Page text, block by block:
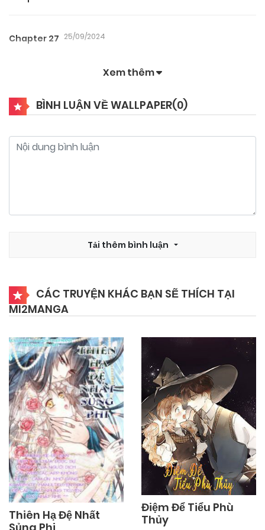
Chapter 27 25/09/2024
25/09/2024
25/09/2024
Chapter 21
Chapter 20 25/09/2024
Chapter 19 25/09/2024
Chapter 18 25/09/2024
Chapter 17 25/09/2024
Xem thêm
BÌNH LUẬN VỀ WALLPAPER(0)
Tải thêm bình luận
CÁC TRUYỆN KHÁC BẠN SẼ THÍCH TẠI
MI2MANGA
Thiên Hạ Đệ Nhất
Điệm Để Tiểu Phù
Thủy